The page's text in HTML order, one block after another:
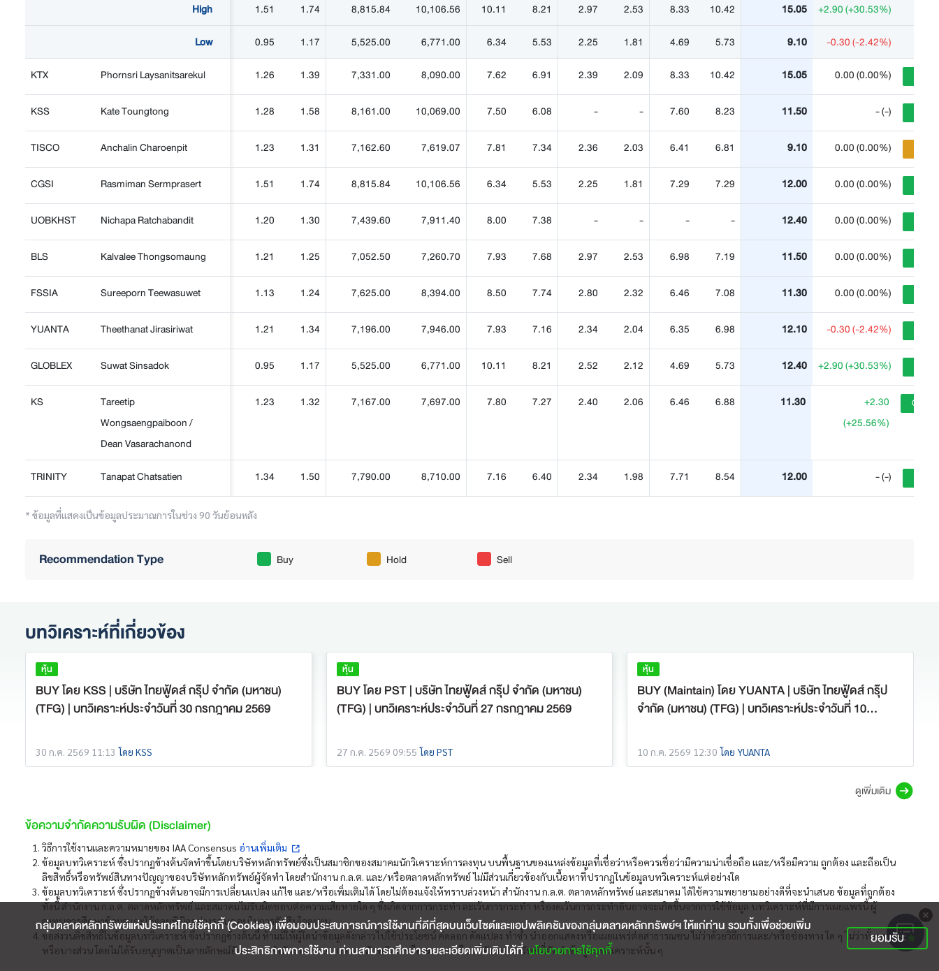
High
1.51 1.74 8,815.84 10,106.56 10.11 8.21 2.97 2.53 8.33 10.42 15.05
+2.90 (+30.53%)
Low
0.95 1.17 5,525.00 6,771.00 6.34 5.53 2.25 1.81 4.69 5.73 9.10
-0.30 (-2.42%)
KTX
Phornsri Laysanitsarekul 1.26 1.39 7,331.00 8,090.00 7.62 6.91 2.39 2.09 8.33 10.42 15.05 0.00 (0.00%)
KSS Kate Toungtong 1.28 1.58 8,161.00 10,069.00 7.50 6.08 - - 7.60 8.23 11.50 - (-)
TISCO Anchalin Charoenpit 1.23 1.31 7,162.60 7,619.07 7.81 7.34 2.36 2.03 6.41 6.81 9.10 0.00 (0.00%)
CGSI Rasmiman Sermprasert 1.51 1.74 8,815.84 10,106.56 6.34 5.53 2.25 1.81 7.29 7.29 12.00 0.00 (0.00%)
UOBKHST Nichapa Ratchabandit 1.20 1.30 7,439.60 7,911.40 8.00 7.38 - - - - 12.40 0.00 (0.00%)
BLS Kalvalee Thongsomaung 1.21 1.25 7,052.50 7,260.70 7.93 7.68 2.97 2.53 6.98 7.19 11.50 0.00 (0.00%)
FSSIA Sureeporn Teewasuwet 1.13 1.24 7,625.00 8,394.00 8.50 7.74 2.80 2.32 6.46 7.08 11.30 0.00 (0.00%)
YUANTA Theethanat Jirasiriwat 1.21 1.34 7,196.00 7,946.00 7.93 7.16 2.34 2.04 6.35 6.98 12.10 -0.30 (-2.42%)
GLOBLEX Suwat Sinsadok 0.95 1.17 5,525.00 6,771.00 10.11 8.21 2.52 2.12 4.69 5.73 12.40 +2.90 (+30.53%)
KS
Tareetip
Wongsaengpaiboon /
Dean Vasarachanond
1.23 1.32 7,167.00 7,697.00 7.80 7.27 2.40 2.06 6.46 6.88 11.30
+2.30
(+25.56%)
TRINITY Tanapat Chatsatien 1.34 1.50 7,790.00 8,710.00 7.16 6.40 2.34 1.98 7.71 8.54 12.00 - (-)
* ข้อมูลที่แสดงเป็นข้อมูลประมาณการในช่วง 90 วันย้อนหลัง
Recommendation Type Buy Hold Sell
บทวิเคราะห์ที่เกี่ยวข้อง
หุ้น
BUY โดย KSS | บริษัท ไทยฟู้ดส์ กรุ๊ป จำกัด (มหาชน)
(TFG) | บทวิเคราะห์ประจำวันที่ 30 กรกฎาคม 2569
30 ก.ค. 2569 11:13 โดย KSS
หุ้น
BUY โดย PST | บริษัท ไทยฟู้ดส์ กรุ๊ป จำกัด (มหาชน)
(TFG) | บทวิเคราะห์ประจำวันที่ 27 กรกฎาคม 2569
27 ก.ค. 2569 09:55 โดย PST
หุ้น
BUY (Maintain) โดย YUANTA | บริษัท ไทยฟู้ดส์ กรุ๊ป
จำกัด (มหาชน) (TFG) | บทวิเคราะห์ประจำวันที่ 10
10 ก.ค. 2569 12:30 โดย YUANTA
ดูเพิ่มเติม
ข้อความจำกัดความรับผิด (Disclaimer)
วิธีการใช้งานและความหมายของ IAA Consensus อ่านเพิ่มเติม
ข้อมูลบทวิเคราะห์ ซึ่งปรากฏข้างต้นจัดทำขึ้นโดยบริษัทหลักทรัพย์ซึ่งเป็นสมาชิกของสมาคมนักวิเคราะห์การลงทุน บนพื้นฐานของแหล่งข้อมูลที่เชื่อว่าหรือควรเชื่อว่ามีความน่าเชื่อถือ และ/หรือมีความ ถูกต้อง และถือเป็น
ลิขสิทธิ์หรือทรัพย์สินทางปัญญาของบริษัทหลักทรัพย์ผู้จัดทำ โดยสำนักงาน ก.ล.ต. และ/หรือตลาดหลักทรัพย์ ไม่มีส่วนเกี่ยวข้องกับเนื้อหาที่ปรากฏในข้อมูลบทวิเคราะห์แต่อย่างใด
ข้อมูลบทวิเคราะห์ ซึ่งปรากฏข้างต้นอาจมีการเปลี่ยนแปลง แก้ไข และ/หรือเพิ่มเติมได้ โดยไม่ต้องแจ้งให้ทราบล่วงหน้า สำนักงาน ก.ล.ต. ตลาดหลักทรัพย์ และสมาคม ได้ใช้ความพยายามอย่างดีที่จะนำเสนอ ข้อมูลที่ถูกต้อง
ทั้งนี้ สำนักงาน ก.ล.ต. ตลาดหลักทรัพย์ และสมาคมไม่รับผิดชอบต่อความเสียหายใด ๆ ซึ่งเกิดจากการกระทำ ละเว้นการกระทำ หรืองดเว้นการกระทำอันอาจจะเกิดขึ้นจากการใช้ข้อมูล บทวิเคราะห์ที่มีการเผยแพร่นี้ ผู้
ลงทุนควรศึกษาข้อมูลและใช้ดุลยพินิจอย่างรอบคอบในการตัดสินใจลงทุน
ขอสงวนลิขสิทธิ์ในข้อมูลบทวิเคราะห์ ซึ่งปรากฏข้างต้นนี้ ห้ามมิให้ผู้ใดนำข้อมูลดังกล่าวไปใช้ประโยชน์ คัดลอก ดัดแปลง ทำซ้ำ นำออกแสดงหรือเผยแพร่ต่อสาธารณชน ไม่ว่าด้วยวิธีการและ/หรือช่องทาง ใด ๆ ไม่ว่าทั้งหมด
หรือบางส่วน โดยไม่ได้รับอนุญาตเป็นลายลักษณ์อักษรจากสำนักงาน ก.ล.ต. ตลาดหลักทรัพย์ หรือสมาคม หรือบริษัทหลักทรัพย์ที่จัดทำข้อมูลบทวิเคราะห์นั้น ๆ
กลุ่มตลาดหลักทรัพย์แห่งประเทศไทยใช้คุกกี้ (Cookies) เพื่อมอบประสบการณ์การใช้งานที่ดีที่สุดบนเว็บไซต์และแอปพลิเคชันของกลุ่มตลาดหลักทรัพย์ฯ ให้แก่ท่าน รวมทั้งเพื่อช่วยเพิ่ม
ประสิทธิภาพการใช้งาน ท่านสามารถศึกษารายละเอียดเพิ่มเติมได้ที่นโยบายการใช้คุกกี้
ยอมรับ